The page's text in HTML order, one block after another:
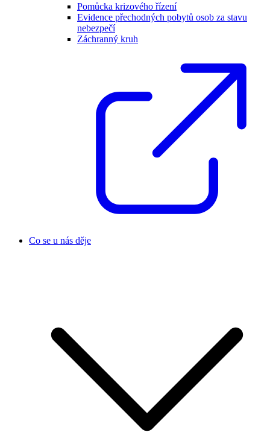
Pomůcka krizového řízení
Evidence přechodných pobytů osob za stavu
nebezpečí
Záchranný kruh
Co se u nás děje